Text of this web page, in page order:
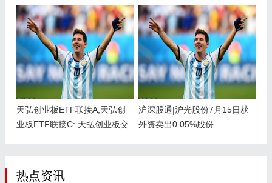
妄动
天弘创业板ETF联接A,天弘创
业板ETF联接C: 天弘创业板交
沪深股通|沪光股份7月15日获
外资卖出0.05%股份
热点资讯